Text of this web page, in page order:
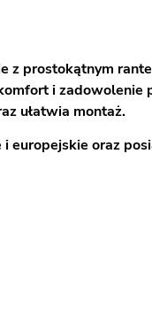
z prostokątnym
i
ułatwia montaż.
europejskie oraz